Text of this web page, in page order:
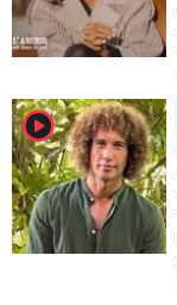
player2